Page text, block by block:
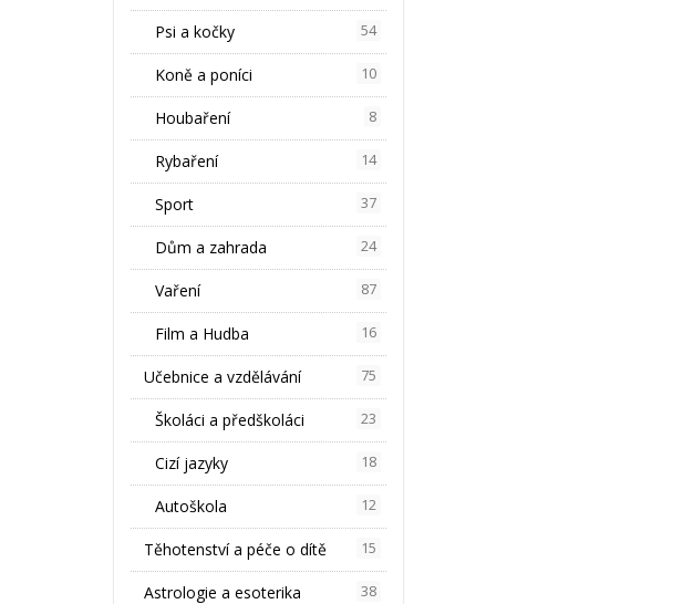
Psi a kočky 54
Koně a poníci 10
Houbaření 8
Rybaření 14
Sport 37
Dům a zahrada 24
Vaření 87
Film a Hudba 16
Učebnice a vzdělávání 75
Školáci a předškoláci 23
Cizí jazyky 18
Autoškola 12
Těhotenství a péče o dítě 15
Astrologie a esoterika 38